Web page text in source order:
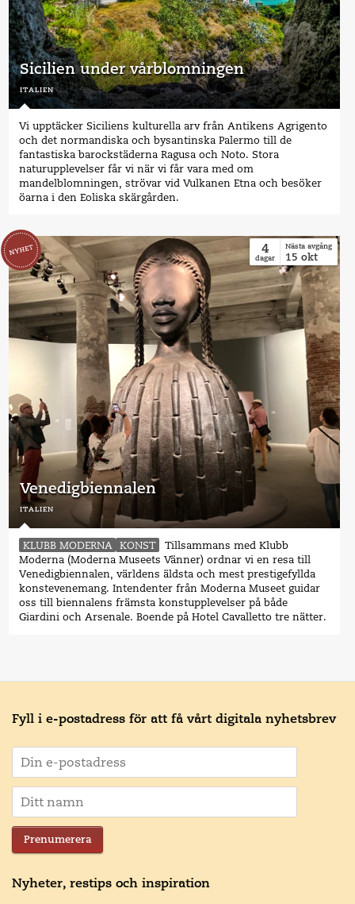
Sicilien under vårblomningen
italien
Vi upptäcker Siciliens kulturella arv från Antikens Agrigento
och det normandiska och bysantinska Palermo till de
fantastiska barockstäderna Ragusa och Noto. Stora
naturupplevelser får vi när vi får vara med om
mandelblomningen, strövar vid Vulkanen Etna och besöker
öarna i den Eoliska skärgården.
Venedigbiennalen
italien
4
dagar
Nästa avgång
15okt
KLUBB MODERNA KONST
Tillsammans med Klubb
Moderna (Moderna Museets Vänner) ordnar vi en resa till
Venedigbiennalen, världens äldsta och mest prestigefyllda
konstevenemang. Intendenter från Moderna Museet guidar
oss till biennalens främsta konstupplevelser på både
Giardini och Arsenale. Boende på Hotel Cavalletto tre nätter.
Fyll i e-postadress för att få vårt digitala nyhetsbrev
Prenumerera
Nyheter, restips och inspiration